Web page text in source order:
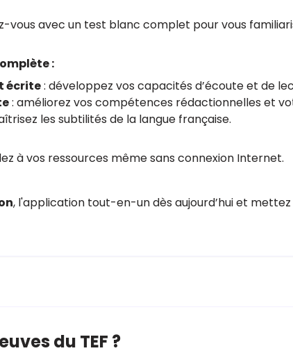
vous avec un test blanc complet pour vous
:
écrite: développez vos capacités d’écoute et de
: améliorez vos compétences rédactionnelles et
les subtilités de la langue française.
à vos ressources même sans connexion Internet.
, l'application tout-en-un dès aujourd’hui et
du TEF ?